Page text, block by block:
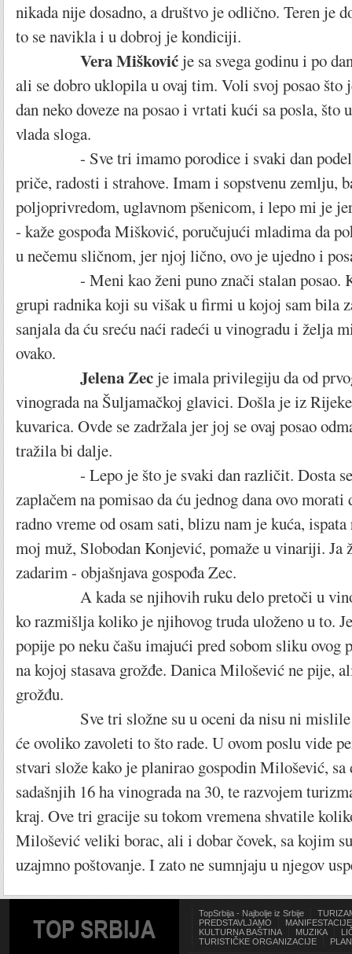
nikada nije dosadno, a društvo je odlično. Teren je
to se navikla i u dobroj je kondiciji.
Vera Mišković je sa svega godinu i po
ali se dobro uklopila u ovaj tim. Voli svoj posao što
dan neko doveze na posao i vrtati kući sa posla, što
vlada sloga.
- Sve tri imamo porodice i svaki dan
priče, radosti i strahove. Imam i sopstvenu zemlju,
poljoprivredom, uglavnom pšenicom, i lepo mi je
- kaže gospođa Mišković, poručujući mladima da
u nečemu sličnom, jer njoj lično, ovo je ujedno i
- Meni kao ženi puno znači stalan posao.
grupi radnika koji su višak u firmi u kojoj sam bila
sanjala da ću sreću naći radeći u vinogradu i želja
ovako.
Jelena Zec je imala privilegiju da od
vinograda na Šuljamačkoj glavici. Došla je iz
kuvarica. Ovde se zadržala jer joj se ovaj posao
tražila bi dalje.
- Lepo je što je svaki dan različit. Dosta se
zaplačem na pomisao da ću jednog dana ovo
radno vreme od osam sati, blizu nam je kuća,
moj muž, Slobodan Konjević, pomaže u vinariji. Ja
zadarim - objašnjava gospođa Zec.
A kada se njihovih ruku delo pretoči u vino
ko razmišlja koliko je njihovog truda uloženo u to.
popije po neku čašu imajući pred sobom sliku ovog
na kojoj stasava grožđe. Danica Milošević ne pije,
grožđu.
Sve tri složne su u oceni da nisu ni mislile
će ovoliko zavoleti to što rade. U ovom poslu vide
stvari slože kako je planirao gospodin Milošević,
sadašnjih 16 ha vinograda na 30, te razvojem
kraj. Ove tri gracije su tokom vremena shvatile
Milošević veliki borac, ali i dobar čovek, sa kojim
uzajmno poštovanje. I zato ne sumnjaju u njegov
TOP SRBIJA
TopSrbija - Najbolje iz Srbije
PREDSTAVLJAMO
MANIFESTACIJE
KULTURNA BAŠTINA
MUZIKA
TURISTIČKE ORGANIZACIJE